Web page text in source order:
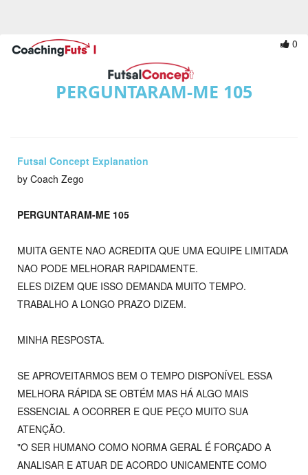
0
PERGUNTARAM-ME 105
Futsal Concept Explanation
by Coach Zego
PERGUNTARAM-ME 105
MUITA GENTE NAO ACREDITA QUE UMA EQUIPE LIMITADA
NAO PODE MELHORAR RAPIDAMENTE.
ELES DIZEM QUE ISSO DEMANDA MUITO TEMPO.
TRABALHO A LONGO PRAZO DIZEM.
MINHA RESPOSTA.
SE APROVEITARMOS BEM O TEMPO DISPONÍVEL ESSA
MELHORA RÁPIDA SE OBTÉM MAS HÁ ALGO MAIS
ESSENCIAL A OCORRER E QUE PEÇO MUITO SUA
ATENÇÃO.
"O SER HUMANO COMO NORMA GERAL É FORÇADO A
ANALISAR E ATUAR DE ACORDO UNICAMENTE COMO